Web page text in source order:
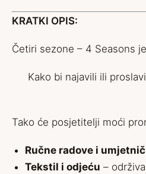
KRATKI OPIS:
Četiri sezone – 4 Seasons
Kako bi najavili ili
Tako će posjetitelji moći
Ručne radove i
Tekstil i odjeću –